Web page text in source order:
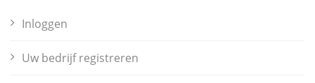
Inloggen
Uw bedrijf registreren